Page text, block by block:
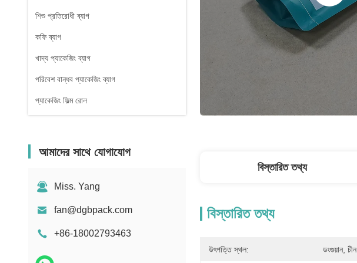
শিশু প্রতিরোধী ব্যাগ
কফি ব্যাগ
খাদ্য প্যাকেজিং ব্যাগ
পরিবেশ বান্ধব প্যাকেজিং ব্যাগ
প্যাকেজিং ফিল্ম রোল
আমাদের সাথে যোগাযোগ
Miss. Yang
fan@dgbpack.com
+86-18002793463
বিস্তারিত তথ্য
বিস্তারিত তথ্য
উৎপত্তি স্থল: ডংগুয়ান, চীন